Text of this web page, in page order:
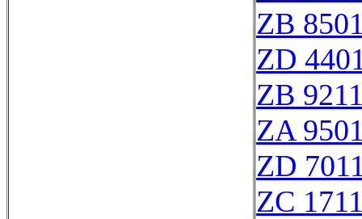
ZB
ZD
ZB
ZA
ZD
ZC